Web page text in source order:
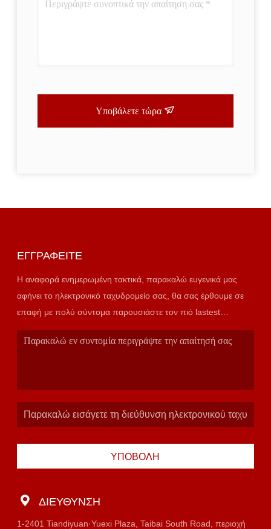
Υποβάλετε τώρα
ΕΓΓΡΑΦΕΊΤΕ
Η αναφορά ενημερωμένη τακτικά, παρακαλώ ευγενικά μας
αφήνει το ηλεκτρονικό ταχυδρομείο σας, θα σας έρθουμε σε
επαφή με πολύ σύντομα παρουσιάστε τον πιό lastest
κατάλογο.
ΥΠΟΒΟΛΉ
ΔΙΕΎΘΥΝΣΗ
1-2401 Tiandiyuan·Yuexi Plaza, Taibai South Road, περιοχή